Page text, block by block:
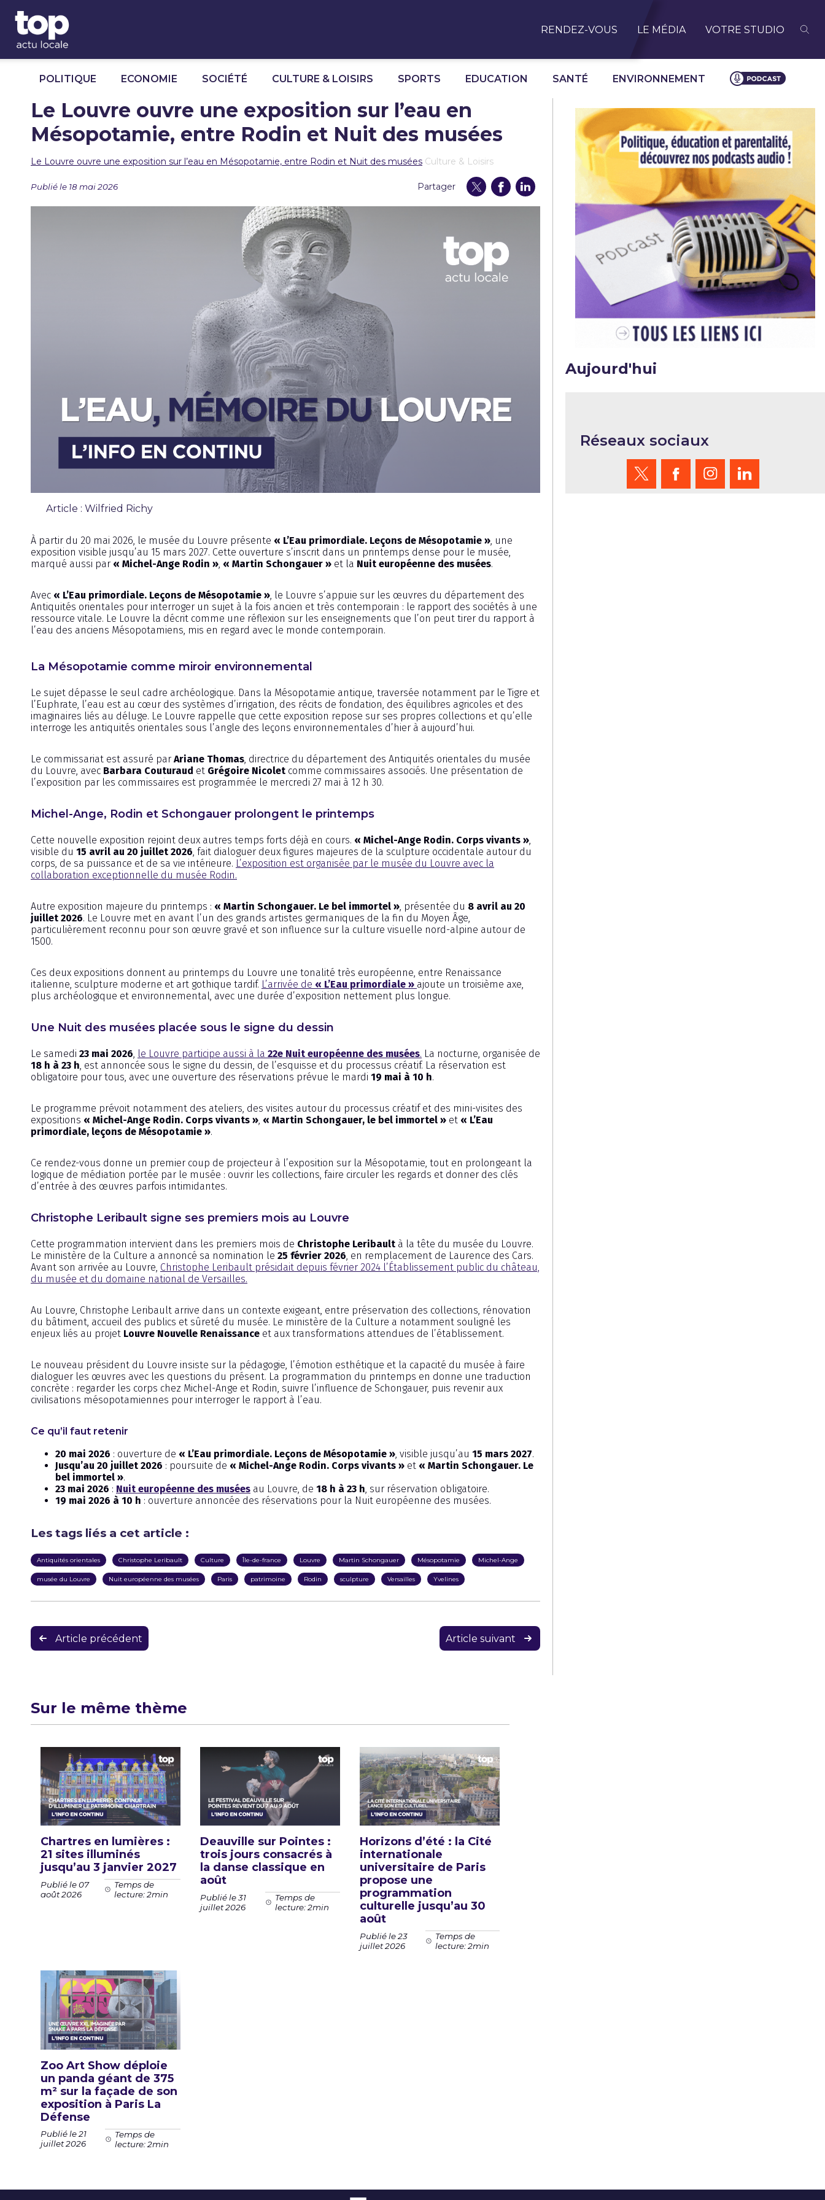
RENDEZ-VOUS LE MÉDIA VOTRE STUDIO
POLITIQUE ECONOMIE SOCIÉTÉ CULTURE & LOISIRS SPORTS EDUCATION SANTÉ ENVIRONNEMENT
Le Louvre ouvre une exposition sur l’eau en
Mésopotamie, entre Rodin et Nuit des musées
Le Louvre ouvre une exposition sur l’eau en Mésopotamie, entre Rodin et Nuit des musées Culture & Loisirs
Publié le 18 mai 2026 Partager
Article : Wilfried Richy
À partir du 20 mai 2026, le musée du Louvre présente « L’Eau primordiale. Leçons de Mésopotamie », une
exposition visible jusqu’au 15 mars 2027. Cette ouverture s’inscrit dans un printemps dense pour le musée,
marqué aussi par « Michel-Ange Rodin », « Martin Schongauer » et la Nuit européenne des musées.
Avec « L’Eau primordiale. Leçons de Mésopotamie », le Louvre s’appuie sur les œuvres du département des
Antiquités orientales pour interroger un sujet à la fois ancien et très contemporain : le rapport des sociétés à une
ressource vitale. Le Louvre la décrit comme une réflexion sur les enseignements que l’on peut tirer du rapport à
l’eau des anciens Mésopotamiens, mis en regard avec le monde contemporain.
La Mésopotamie comme miroir environnemental
Le sujet dépasse le seul cadre archéologique. Dans la Mésopotamie antique, traversée notamment par le Tigre et
l’Euphrate, l’eau est au cœur des systèmes d’irrigation, des récits de fondation, des équilibres agricoles et des
imaginaires liés au déluge. Le Louvre rappelle que cette exposition repose sur ses propres collections et qu’elle
interroge les antiquités orientales sous l’angle des leçons environnementales d’hier à aujourd’hui.
Le commissariat est assuré par Ariane Thomas, directrice du département des Antiquités orientales du musée
du Louvre, avec Barbara Couturaud et Grégoire Nicolet comme commissaires associés. Une présentation de
l’exposition par les commissaires est programmée le mercredi 27 mai à 12 h 30.
Michel-Ange, Rodin et Schongauer prolongent le printemps
Cette nouvelle exposition rejoint deux autres temps forts déjà en cours. « Michel-Ange Rodin. Corps vivants »,
visible du 15 avril au 20 juillet 2026, fait dialoguer deux figures majeures de la sculpture occidentale autour du
corps, de sa puissance et de sa vie intérieure. L’exposition est organisée par le musée du Louvre avec la
collaboration exceptionnelle du musée Rodin.
Autre exposition majeure du printemps : « Martin Schongauer. Le bel immortel », présentée du 8 avril au 20
juillet 2026. Le Louvre met en avant l’un des grands artistes germaniques de la fin du Moyen Âge,
particulièrement reconnu pour son œuvre gravé et son influence sur la culture visuelle nord-alpine autour de
1500.
Ces deux expositions donnent au printemps du Louvre une tonalité très européenne, entre Renaissance
italienne, sculpture moderne et art gothique tardif. L’arrivée de « L’Eau primordiale » ajoute un troisième axe,
plus archéologique et environnemental, avec une durée d’exposition nettement plus longue.
Une Nuit des musées placée sous le signe du dessin
Le samedi 23 mai 2026, le Louvre participe aussi à la 22e Nuit européenne des musées. La nocturne, organisée de
18 h à 23 h, est annoncée sous le signe du dessin, de l’esquisse et du processus créatif. La réservation est
obligatoire pour tous, avec une ouverture des réservations prévue le mardi 19 mai à 10 h.
Le programme prévoit notamment des ateliers, des visites autour du processus créatif et des mini-visites des
expositions « Michel-Ange Rodin. Corps vivants », « Martin Schongauer, le bel immortel » et « L’Eau
primordiale, leçons de Mésopotamie ».
Ce rendez-vous donne un premier coup de projecteur à l’exposition sur la Mésopotamie, tout en prolongeant la
logique de médiation portée par le musée : ouvrir les collections, faire circuler les regards et donner des clés
d’entrée à des œuvres parfois intimidantes.
Christophe Leribault signe ses premiers mois au Louvre
Cette programmation intervient dans les premiers mois de Christophe Leribault à la tête du musée du Louvre.
Le ministère de la Culture a annoncé sa nomination le 25 février 2026, en remplacement de Laurence des Cars.
Avant son arrivée au Louvre, Christophe Leribault présidait depuis février 2024 l’Établissement public du château,
du musée et du domaine national de Versailles.
Au Louvre, Christophe Leribault arrive dans un contexte exigeant, entre préservation des collections, rénovation
du bâtiment, accueil des publics et sûreté du musée. Le ministère de la Culture a notamment souligné les
enjeux liés au projet Louvre Nouvelle Renaissance et aux transformations attendues de l’établissement.
Le nouveau président du Louvre insiste sur la pédagogie, l’émotion esthétique et la capacité du musée à faire
dialoguer les œuvres avec les questions du présent. La programmation du printemps en donne une traduction
concrète : regarder les corps chez Michel-Ange et Rodin, suivre l’influence de Schongauer, puis revenir aux
civilisations mésopotamiennes pour interroger le rapport à l’eau.
Ce qu’il faut retenir
20 mai 2026 : ouverture de « L’Eau primordiale. Leçons de Mésopotamie », visible jusqu’au 15 mars 2027.
Jusqu’au 20 juillet 2026 : poursuite de « Michel-Ange Rodin. Corps vivants » et « Martin Schongauer. Le
bel immortel ».
23 mai 2026 : Nuit européenne des musées au Louvre, de 18 h à 23 h, sur réservation obligatoire.
19 mai 2026 à 10 h : ouverture annoncée des réservations pour la Nuit européenne des musées.
Les tags liés a cet article :
Antiquités orientales Christophe Leribault Culture Île-de-france Louvre Martin Schongauer Mésopotamie Michel-Ange
musée du Louvre Nuit européenne des musées Paris patrimoine Rodin sculpture Versailles Yvelines
Navigation
de
Article précédent Article suivant
Aujourd'hui
Réseaux sociaux
Sur le même thème
Chartres en lumières :
21 sites illuminés
jusqu’au 3 janvier 2027
Publié le 07
août 2026
Temps de
lecture: 2min
Deauville sur Pointes :
trois jours consacrés à
la danse classique en
août
Publié le 31
juillet 2026
Temps de
lecture: 2min
Horizons d’été : la Cité
internationale
universitaire de Paris
propose une
programmation
culturelle jusqu’au 30
août
Publié le 23
juillet 2026
Temps de
lecture: 2min
Zoo Art Show déploie
un panda géant de 375
m² sur la façade de son
exposition à Paris La
Défense
Publié le 21
juillet 2026
Temps de
lecture: 2min